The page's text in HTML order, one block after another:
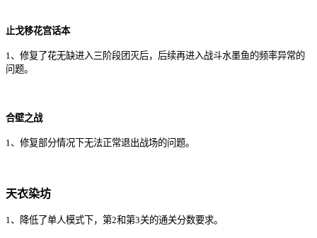
止戈移花宫话本
1 、 修复了花无缺进入三阶段团灭后， 后续再进入战斗水墨鱼的频率异常的
问题。
合壁之战
1 、 修复部分情况下无法正常退出战场的问题。
天衣染坊
1 、 降低了单人模式下， 第2和第3关的通关分数要求。